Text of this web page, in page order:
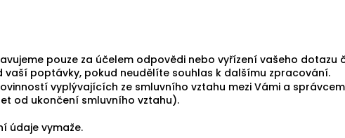
pouze za účelem odpovědi nebo vyřízení vašeho dotazu
poptávky, pokud neudělíte souhlas k dalšímu zpracování.
vyplývajících ze smluvního vztahu mezi Vámi a
od ukončení smluvního vztahu).
údaje vymaže.